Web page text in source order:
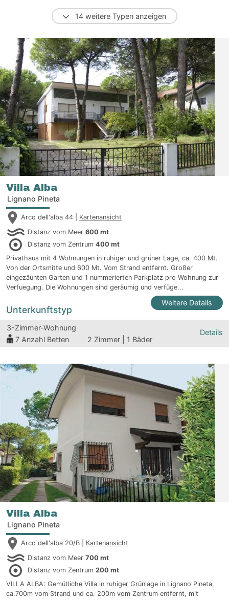
14 weitere Typen anzeigen
Villa Alba
Lignano Pineta
Arco dell'alba 44 | Kartenansicht
Distanz vom Meer 600 mt
Distanz vom Zentrum 400 mt
Privathaus mit 4 Wohnungen in ruhiger und grüner Lage, ca. 400 Mt.
Von der Ortsmitte und 600 Mt. Vom Strand entfernt. Großer
eingezäunten Garten und 1 nummerierten Parkplatz pro Wohnung zur
Verfuegung. Die Wohnungen sind geräumig und verfüge...
Weitere Details
Unterkunftstyp
3-Zimmer-Wohnung
7 Anzahl Betten 2 Zimmer | 1 Bäder
Details
Villa Alba
Lignano Pineta
Arco dell'alba 20/B | Kartenansicht
Distanz vom Meer 700 mt
Distanz vom Zentrum 200 mt
VILLA ALBA: Gemütliche Villa in ruhiger Grünlage in Lignano Pineta,
ca.700m vom Strand und ca. 200m vom Zentrum entfernt, mit